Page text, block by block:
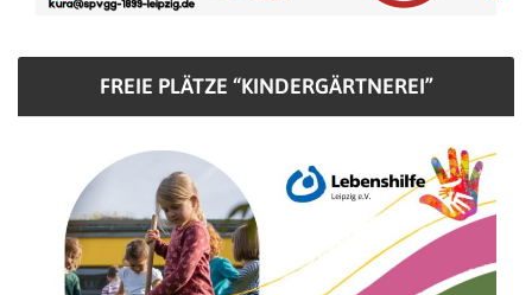
FREIE PLÄTZE “KINDERGÄRTNEREI”